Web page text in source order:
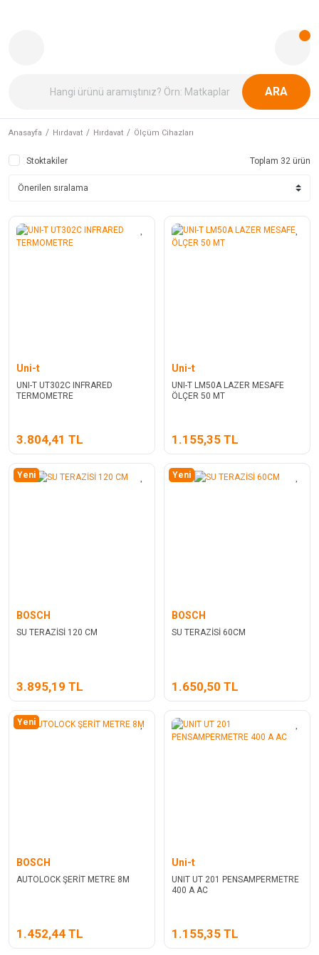
ARA
Anasayfa Hırdavat Hırdavat Ölçüm Cihazları
Stoktakiler Toplam 32 ürün
Uni-t
UNI-T UT302C INFRARED
TERMOMETRE
3.804,41 TL
Uni-t
UNI-T LM50A LAZER MESAFE
ÖLÇER 50 MT
1.155,35 TL
Yeni
BOSCH
SU TERAZİSİ 120 CM
3.895,19 TL
Yeni
BOSCH
SU TERAZİSİ 60CM
1.650,50 TL
Yeni
BOSCH
AUTOLOCK ŞERİT METRE 8M
1.452,44 TL
Uni-t
UNIT UT 201 PENSAMPERMETRE
400 A AC
1.155,35 TL